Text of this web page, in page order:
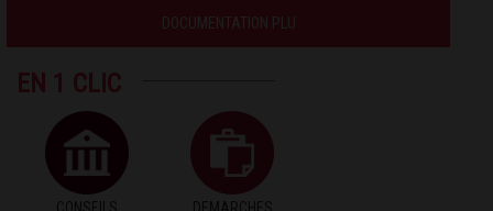
DOCUMENTATION PLU
EN 1 CLIC